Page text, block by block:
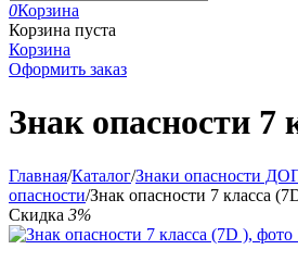
0Корзина
Корзина пуста
Корзина
Оформить заказ
Знак опасности 7
Главная/Каталог/Знаки опасности
опасности/Знак опасности 7 класса
Скидка 3%